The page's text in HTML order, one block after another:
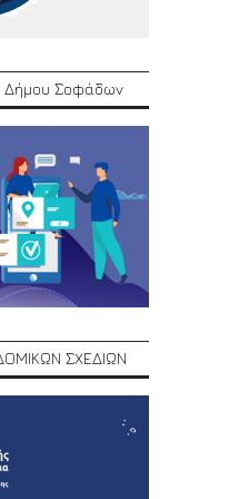
Δήμου Σοφάδων
ΣΧΕΔΙΩΝ